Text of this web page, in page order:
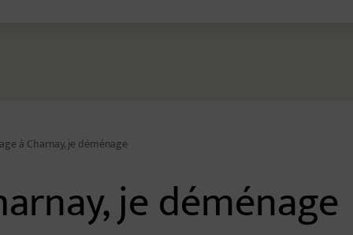
à Charnay, je déménage
je déménage